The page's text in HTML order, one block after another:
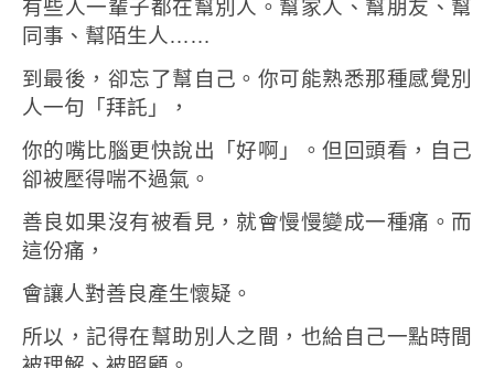
有些人一輩子都在幫別人。 幫家人、幫朋友、幫
同事、幫陌生人……
到最後，卻忘了幫自己。 你可能熟悉那種感覺別
人一句「拜託」，
你的嘴比腦更快說出「好啊」。但回頭看，自己
卻被壓得喘不過氣。
善良如果沒有被看見，就會慢慢變成一種痛。 而
這份痛，
會讓人對善良產生懷疑。
所以，記得在幫助別人之間， 也給自己一點時間